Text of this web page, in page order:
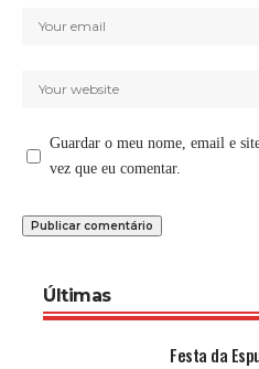
Guardar o meu nome, email e
vez que eu comentar.
Últimas
Festa da